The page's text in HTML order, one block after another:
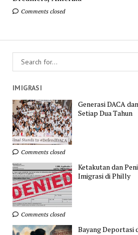
Comments closed
IMIGRASI
Generasi DACA
Setiap Dua Tahun
Comments closed
Ketakutan dan
Imigrasi di Philly
Comments closed
Bayang Deportasi